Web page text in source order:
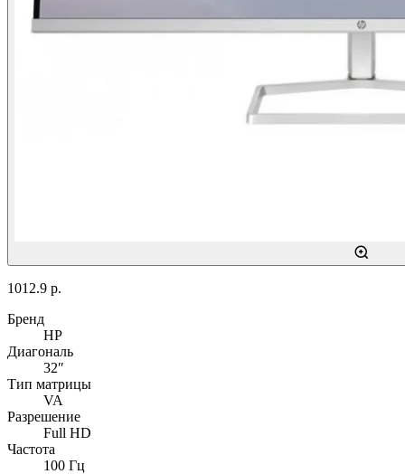
1012.9 р.
Бренд
HP
Диагональ
32″
Тип матрицы
VA
Разрешение
Full HD
Частота
100 Гц